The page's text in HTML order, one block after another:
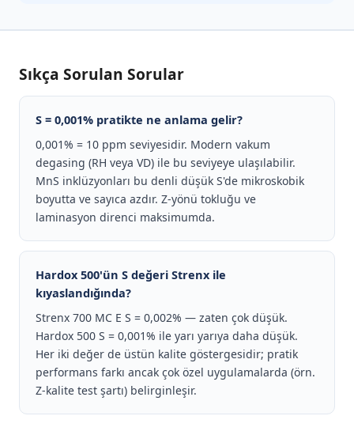
Sıkça Sorulan Sorular
S = 0,001% pratikte ne anlama gelir?
0,001% = 10 ppm seviyesidir. Modern vakum
degasing (RH veya VD) ile bu seviyeye ulaşılabilir.
MnS inklüzyonları bu denli düşük S'de mikroskobik
boyutta ve sayıca azdır. Z-yönü tokluğu ve
laminasyon direnci maksimumda.
Hardox 500'ün S değeri Strenx ile
kıyaslandığında?
Strenx 700 MC E S = 0,002% — zaten çok düşük.
Hardox 500 S = 0,001% ile yarı yarıya daha düşük.
Her iki değer de üstün kalite göstergesidir; pratik
performans farkı ancak çok özel uygulamalarda (örn.
Z-kalite test şartı) belirginleşir.